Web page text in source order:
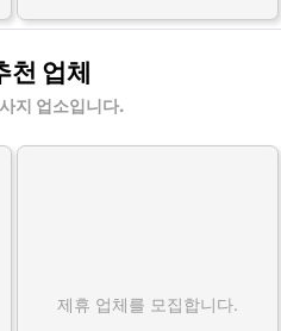
천 업체
지 업소입니다.
제휴 업체를 모집합니다.